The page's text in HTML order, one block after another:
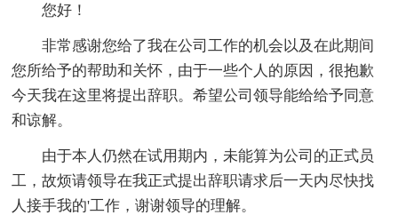
您好！
非常感谢您给了我在公司工作的机会以及在此期间
您所给予的帮助和关怀，由于一些个人的原因，很抱歉
今天我在这里将提出辞职。希望公司领导能给给予同意
和谅解。
由于本人仍然在试用期内，未能算为公司的正式员
工，故烦请领导在我正式提出辞职请求后一天内尽快找
人接手我的'工作，谢谢领导的理解。